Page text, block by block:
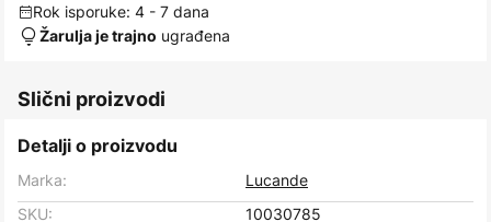
Rok isporuke: 4 - 7 dana
Žarulja je trajno ugrađena
Slični proizvodi
Detalji o proizvodu
Marka:
Lucande
SKU:
10030785